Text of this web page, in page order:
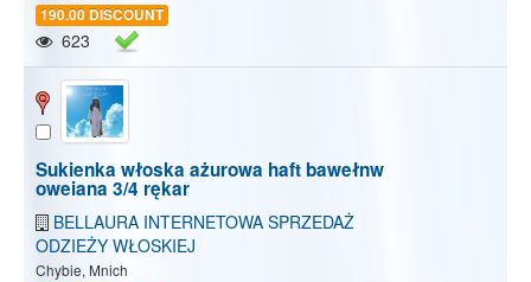
190.00 DISCOUNT
623
Sukienka włoska ażurowa haft bawełnw
oweiana 3/4 rękar
BELLAURA INTERNETOWA SPRZEDAŻ
ODZIEŻY WŁOSKIEJ
Chybie, Mnich